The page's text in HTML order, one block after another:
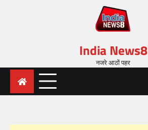
India News8
नजरे आठों पहर